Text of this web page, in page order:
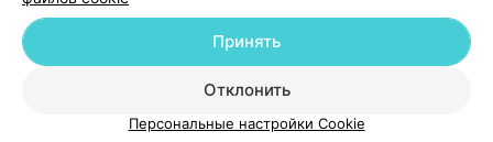
© 2026 ООО «Артокс Лаб», УНП 191700409
| 220012, Республика Беларусь,
Служба поддержки +375 291212755
Отклонить
Принять
Персональные настройки Cookie